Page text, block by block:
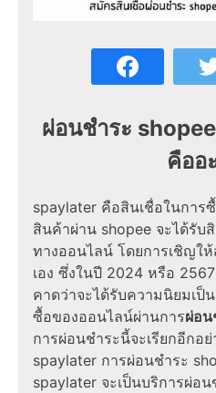
ผ่อนชำระ
คืออ
spaylater คือสินเชื่อในการ
สินค้าผ่าน shopee จะได้รับ
ทางออนไลน์ โดยการเชิญใ
เอง ซึ่งในปี 2024 หรือ
คาดว่าจะได้รับความนิยมเป็
ซื้อของออนไลน์ผ่านการผ่อน
การผ่อนชำระนี้จะเรียกอีกอ
spaylater การผ่อนชำระ
spaylater จะเป็นบริการผ่อ